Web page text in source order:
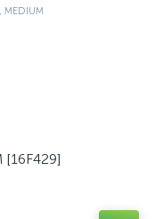
[16F429]